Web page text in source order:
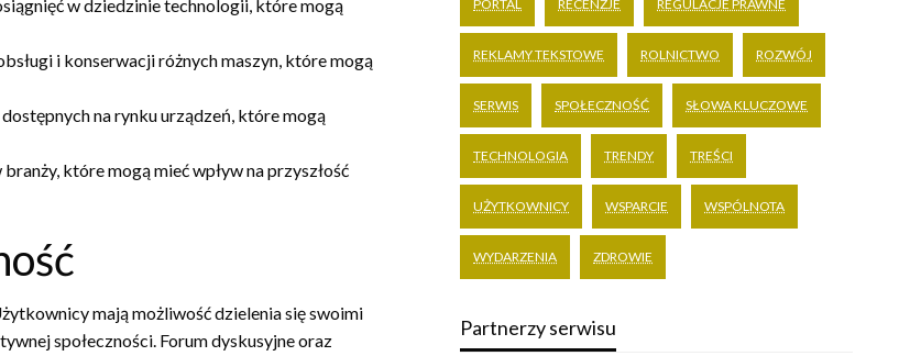
w dziedzinie technologii, które mogą
i konserwacji różnych maszyn, które mogą
na rynku urządzeń, które mogą
które mogą mieć wpływ na przyszłość
mają możliwość dzielenia się swoimi
społeczności. Forum dyskusyjne oraz
PORTAL RECENZJE REGULACJE PRAWNE
REKLAMY TEKSTOWE ROLNICTWO ROZWÓJ
SERWIS SPOŁECZNOŚĆ SŁOWA KLUCZOWE
TECHNOLOGIA TRENDY TREŚCI
UŻYTKOWNICY WSPARCIE WSPÓLNOTA
WYDARZENIA ZDROWIE
Partnerzy serwisu